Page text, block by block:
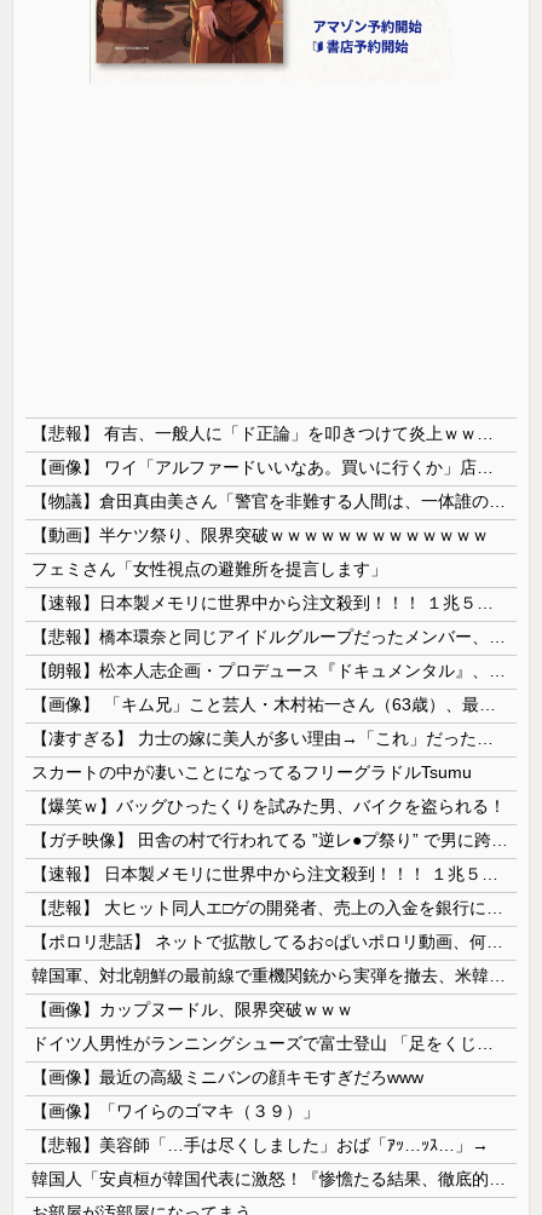
【動画】半ケツ祭り、限界突破ｗｗｗｗｗｗｗｗｗｗｗｗｗ
フェミさん「女性視点の避難所を提言します」
スカートの中が凄いことになってるフリーグラドルTsumu
【爆笑ｗ】バッグひったくりを試みた男、バイクを盗られる！
【画像】カップヌードル、限界突破ｗｗｗ
【画像】最近の高級ミニバンの顔キモすぎだろwww
【画像】「ワイらのゴマキ（３９）」
【悲報】美容師「…手は尽くしました」おば「ｱｯ…ｯｽ…」→